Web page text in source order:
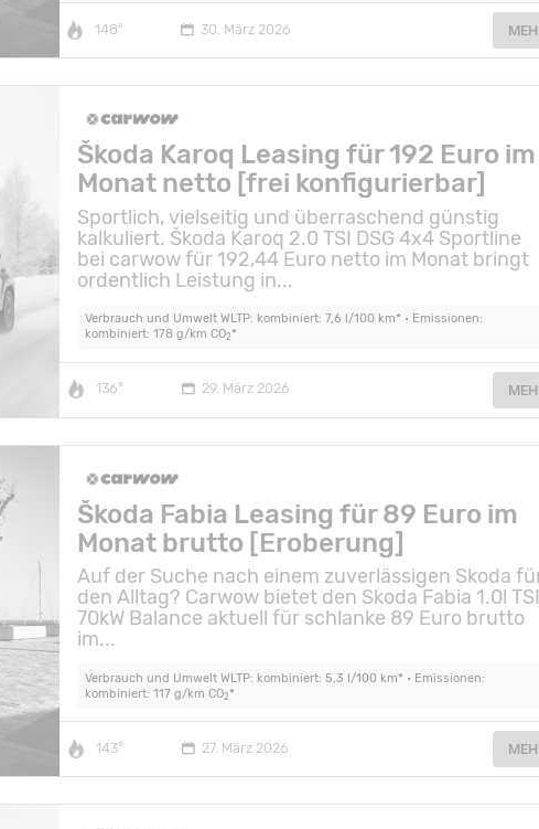
148° 30. März 2026
Škoda Karoq Leasing für 192 Euro im
Monat netto [frei konfigurierbar]
Sportlich, vielseitig und überraschend günstig
kalkuliert. Škoda Karoq 2.0 TSI DSG 4x4 Sportline
bei carwow für 192,44 Euro netto im Monat bringt
ordentlich Leistung in...
Verbrauch und Umwelt WLTP: kombiniert: 7,6 l/100 km* • Emissionen:
kombiniert: 178 g/km CO2*
136° 29. März 2026
Škoda Fabia Leasing für 89 Euro im
Monat brutto [Eroberung]
Auf der Suche nach einem zuverlässigen Skoda
den Alltag? Carwow bietet den Skoda Fabia 1.0l
70kW Balance aktuell für schlanke 89 Euro brutto
im...
Verbrauch und Umwelt WLTP: kombiniert: 5,3 l/100 km* • Emissionen:
kombiniert: 117 g/km CO2*
143° 27. März 2026